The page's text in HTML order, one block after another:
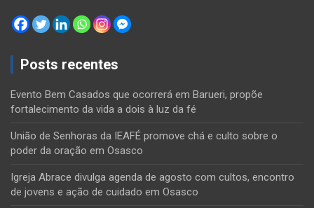
Posts recentes
Evento Bem Casados que ocorrerá em Barueri, propõe
fortalecimento da vida a dois à luz da fé
União de Senhoras da IEAFÉ promove chá e culto sobre o
poder da oração em Osasco
Igreja Abrace divulga agenda de agosto com cultos, encontro
de jovens e ação de cuidado em Osasco